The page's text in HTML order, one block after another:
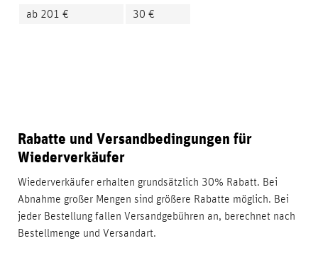
ab 201 €
30 €
Rabatte und Versandbedingungen für
Wiederverkäufer
Wiederverkäufer erhalten grundsätzlich 30% Rabatt. Bei
Abnahme großer Mengen sind größere Rabatte möglich. Bei
jeder Bestellung fallen Versandgebühren an, berechnet nach
Bestellmenge und Versandart.